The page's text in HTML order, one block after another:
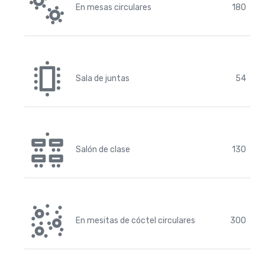
En mesas circulares 180
Sala de juntas 54
Salón de clase 130
En mesitas de cóctel circulares 300